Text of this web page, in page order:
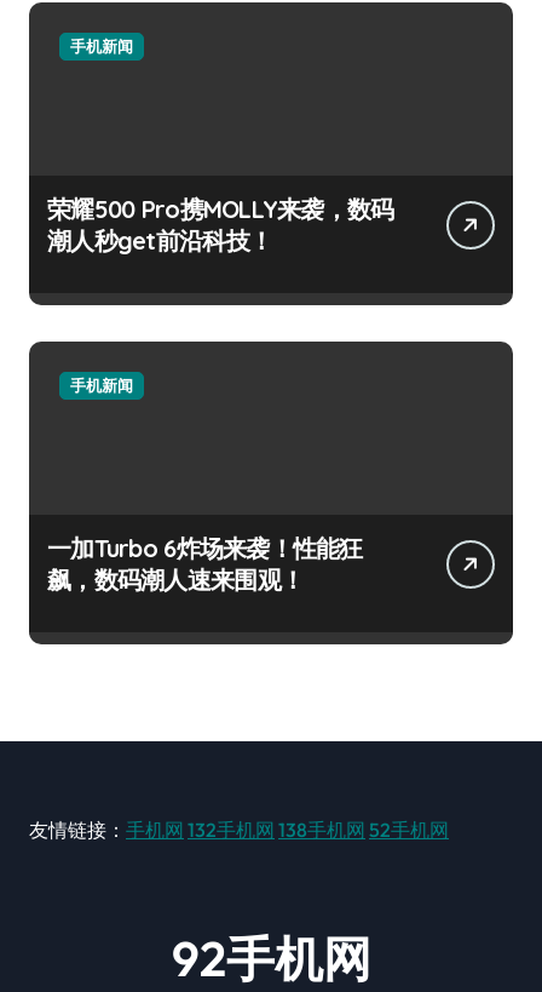
手机新闻
荣耀500 Pro携MOLLY来袭，数码
潮人秒get前沿科技！
手机新闻
一加Turbo 6炸场来袭！性能狂
飙，数码潮人速来围观！
友情链接： 手机网 132手机网 138手机网 52手机网
92手机网